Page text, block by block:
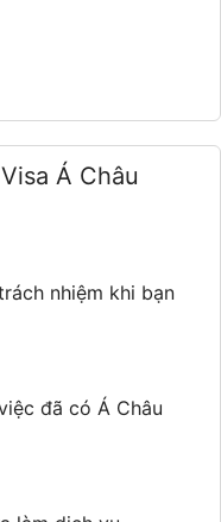
Á Châu
nhiệm khi bạn
đã có Á Châu